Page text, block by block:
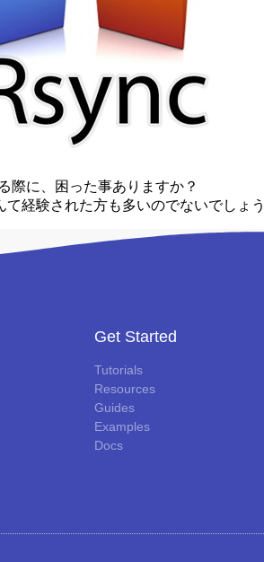
際に、困った事ありますか？
経験された方も多いのでないでしょ
Get Started
Tutorials
Resources
Guides
Examples
Docs